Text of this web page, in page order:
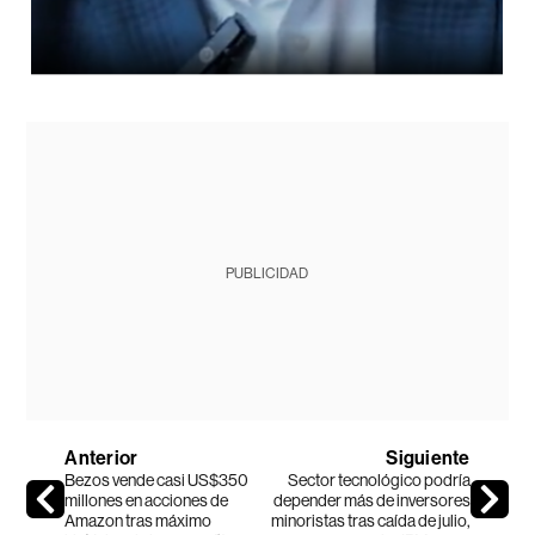
PUBLICIDAD
Anterior
Bezos vende casi US$350
millones en acciones de
Amazon tras máximo
Siguiente
Sector tecnológico podría
depender más de inversores
minoristas tras caída de julio,